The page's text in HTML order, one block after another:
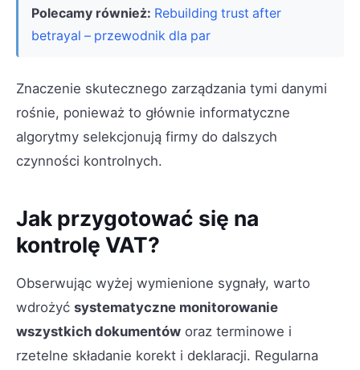
Polecamy również: Rebuilding trust after
betrayal – przewodnik dla par
Znaczenie skutecznego zarządzania tymi danymi
rośnie, ponieważ to głównie informatyczne
algorytmy selekcjonują firmy do dalszych
czynności kontrolnych.
Jak przygotować się na
kontrolę VAT?
Obserwując wyżej wymienione sygnały, warto
wdrożyć systematyczne monitorowanie
wszystkich dokumentów oraz terminowe i
rzetelne składanie korekt i deklaracji. Regularna